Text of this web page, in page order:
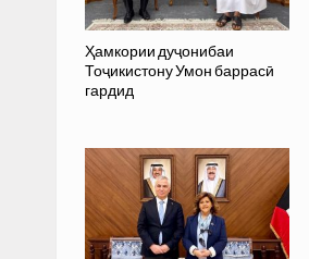
Ҳамкории дуҷонибаи
Тоҷикистону Умон баррасӣ
гардид